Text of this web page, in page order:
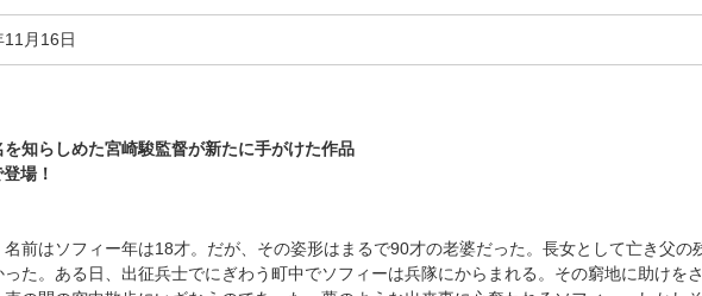
11月16日
を知らしめた宮崎駿監督が新たに手がけた作品
場！
前はソフィー年は18才。だが、その姿形はまるで90才の老婆だった。長女として亡き父
た。ある日、出征兵士でにぎわう町中でソフィーは兵隊にからまれる。その窮地に助けを